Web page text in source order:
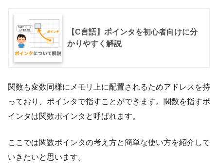
【C言語】ポインタを初心者向けに分
かりやすく解説
関数も変数同様にメモリ上に配置されるためアドレスを持
っており、ポインタで指すことができます。関数を指すポ
インタは関数ポインタと呼ばれます。
ここでは関数ポインタの考え方と簡単な使い方を紹介して
いきたいと思います。